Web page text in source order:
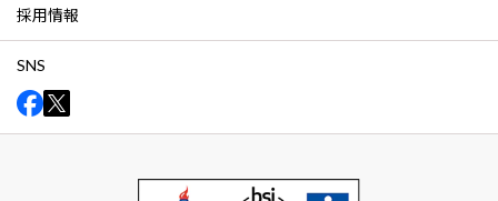
採用情報
SNS